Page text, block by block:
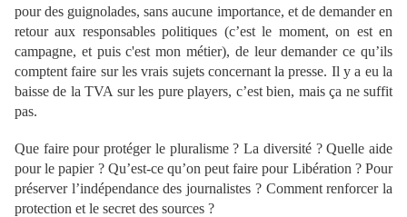
pour des guignolades, sans aucune importance, et de demander en
retour aux responsables politiques (c’est le moment, on est en
campagne, et puis c'est mon métier), de leur demander ce qu’ils
comptent faire sur les vrais sujets concernant la presse. Il y a eu la
baisse de la TVA sur les pure players, c’est bien, mais ça ne suffit
pas.
Que faire pour protéger le pluralisme ? La diversité ? Quelle aide
pour le papier ? Qu’est-ce qu’on peut faire pour Libération ? Pour
préserver l’indépendance des journalistes ? Comment renforcer la
protection et le secret des sources ?